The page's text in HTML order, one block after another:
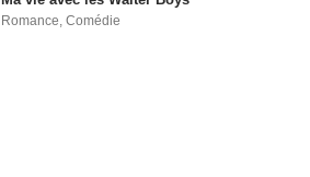
Romance,Comédie